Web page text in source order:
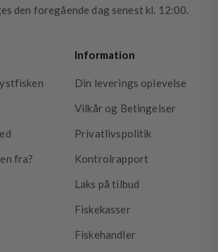
den foregående dag senest kl. 12:00.
fra?
Information
Din leverings oplevelse
Vilkår og Betingelser
Privatlivspolitik
Kontrolrapport
Laks på tilbud
Fiskekasser
Fiskehandler